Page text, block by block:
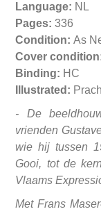
Language: NL
Pages: 336
Condition: As
Cover
Binding: HC
Illustrated:
- De
vrienden
wie hij tussen
Gooi, tot de
Vlaams
Met Frans